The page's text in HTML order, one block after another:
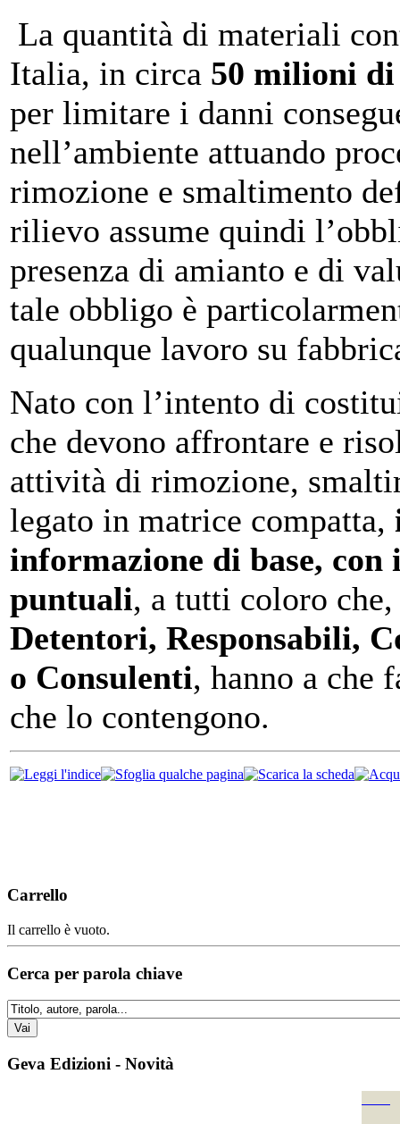
La quantità di materiali
Italia, in circa 50 milioni
per limitare i danni
nell’ambiente attuando
rimozione e smaltimento
rilievo assume quindi
presenza di amianto e di
tale obbligo è
qualunque lavoro su
Nato con l’intento di
che devono affrontare e
attività di rimozione,
legato in matrice compatta,
informazione di base,
puntuali, a tutti coloro
Detentori, Responsabili,
o Consulenti, hanno a che
che lo contengono.
Carrello
Il carrello è vuoto.
Cerca per parola chiave
Geva Edizioni - Novità